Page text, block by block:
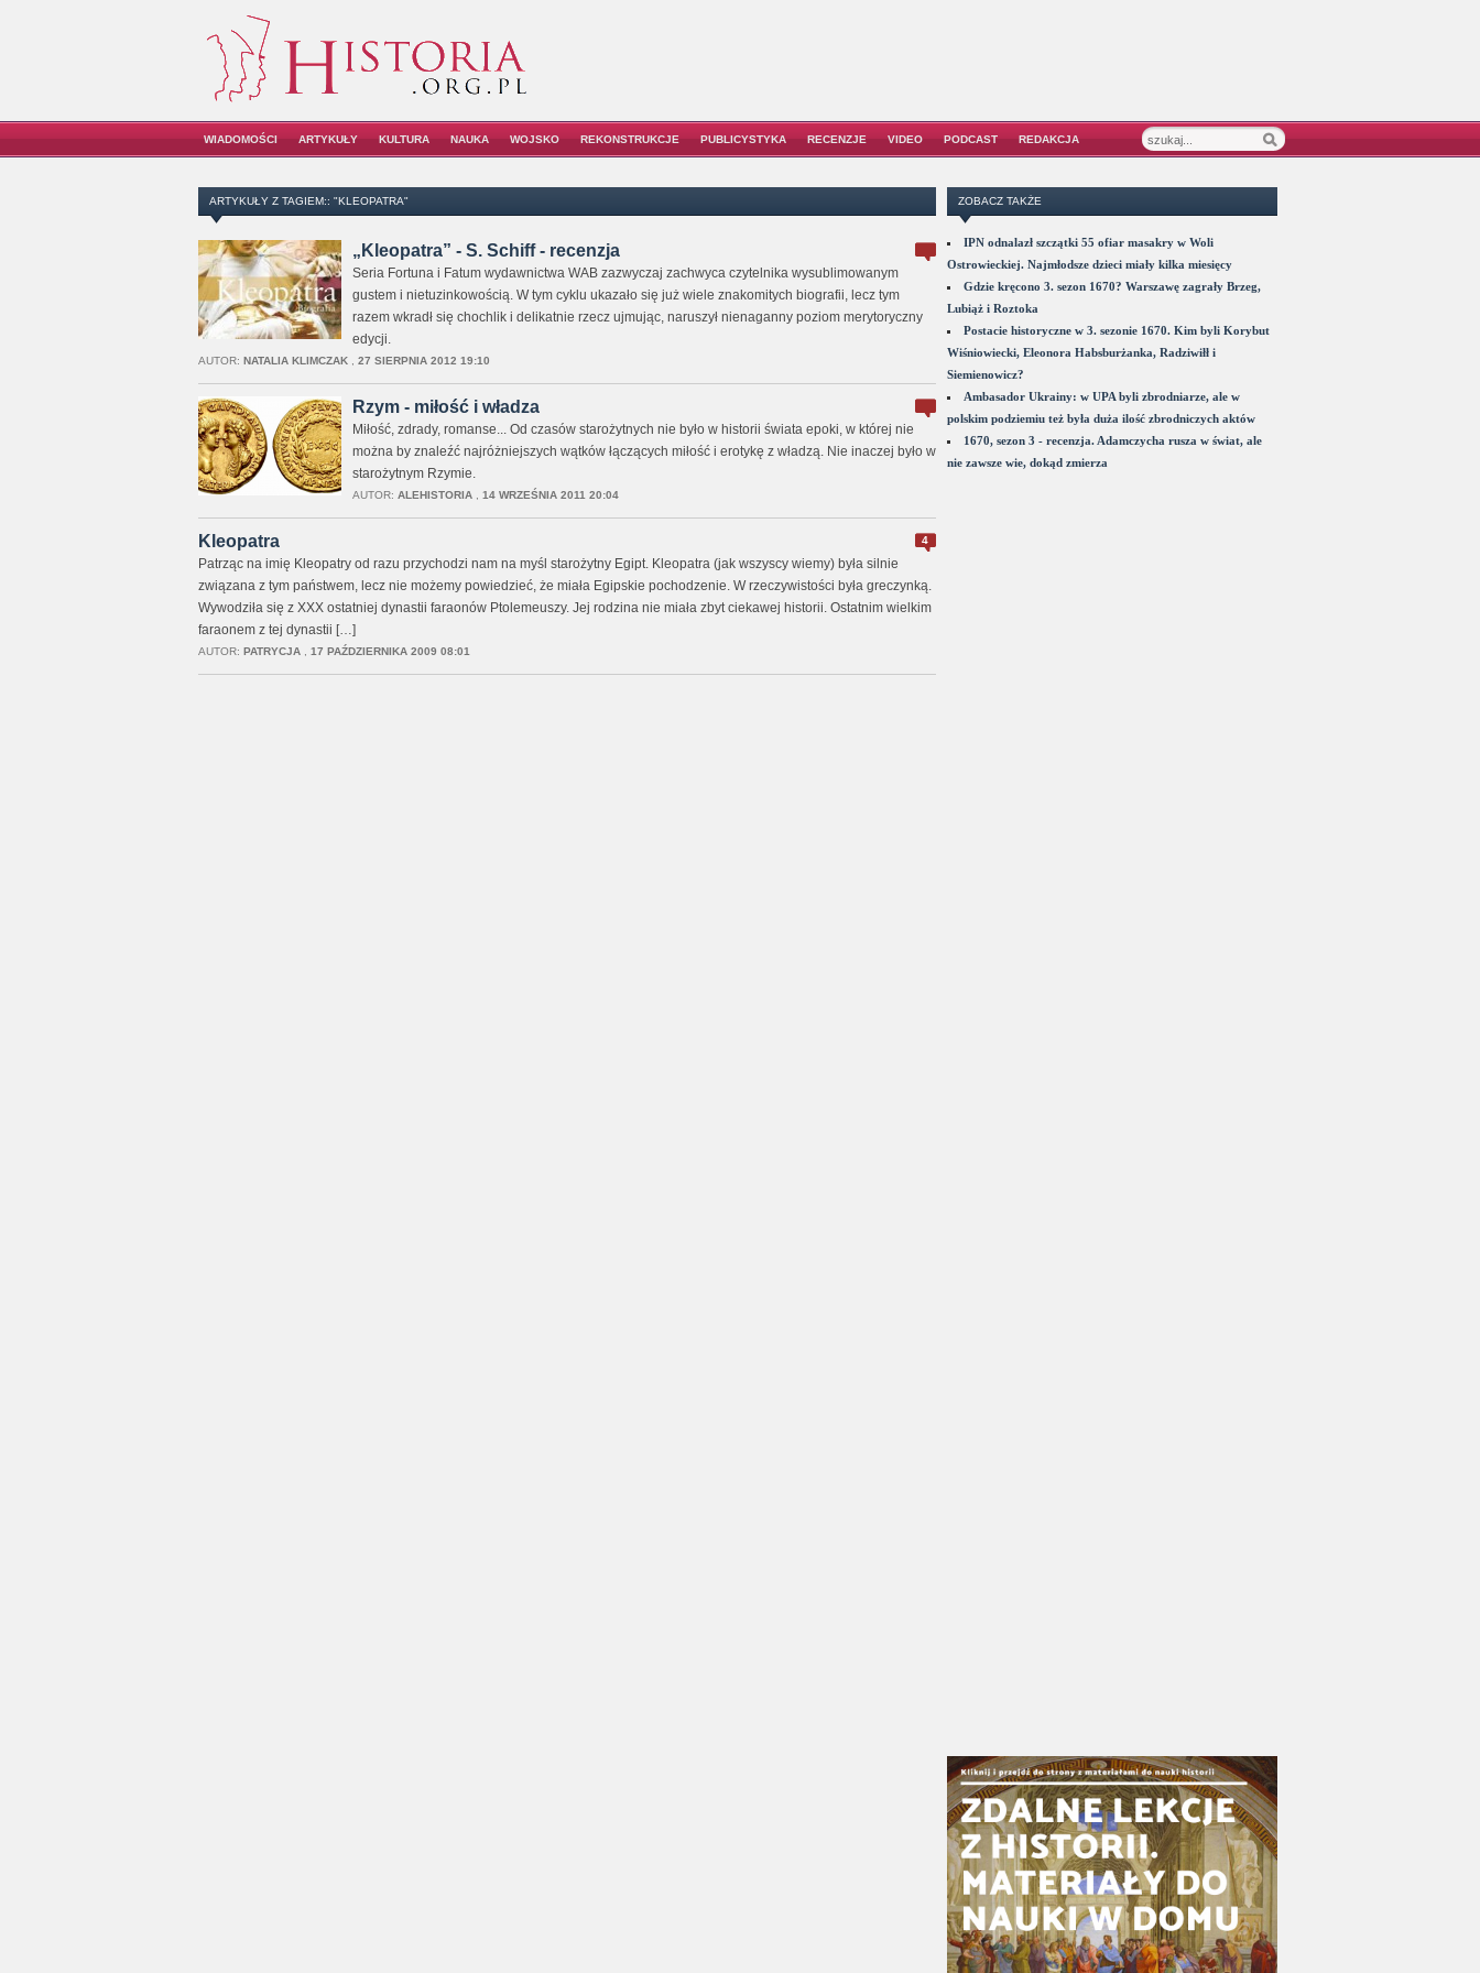
WIADOMOŚCI ARTYKUŁY KULTURA NAUKA WOJSKO REKONSTRUKCJE PUBLICYSTYKA RECENZJE VIDEO PODCAST REDAKCJA
ARTYKUŁY Z TAGIEM:: "KLEOPATRA"
„Kleopatra” - S. Schiff - recenzja
Seria Fortuna i Fatum wydawnictwa WAB zazwyczaj zachwyca czytelnika wysublimowanym
gustem i nietuzinkowością. W tym cyklu ukazało się już wiele znakomitych biografii, lecz tym
razem wkradł się chochlik i delikatnie rzecz ujmując, naruszył nienaganny poziom merytoryczny
edycji.
AUTOR: NATALIA KLIMCZAK, 27 SIERPNIA 2012 19:10
Rzym - miłość i władza
Miłość, zdrady, romanse... Od czasów starożytnych nie było w historii świata epoki, w której nie
można by znaleźć najróżniejszych wątków łączących miłość i erotykę z władzą. Nie inaczej było w
starożytnym Rzymie.
AUTOR: ALEHISTORIA, 14 WRZEŚNIA 2011 20:04
4
Kleopatra
Patrząc na imię Kleopatry od razu przychodzi nam na myśl starożytny Egipt. Kleopatra (jak wszyscy wiemy) była silnie
związana z tym państwem, lecz nie możemy powiedzieć, że miała Egipskie pochodzenie. W rzeczywistości była greczynką.
Wywodziła się z XXX ostatniej dynastii faraonów Ptolemeuszy. Jej rodzina nie miała zbyt ciekawej historii. Ostatnim wielkim
faraonem z tej dynastii […]
AUTOR: PATRYCJA, 17 PAŹDZIERNIKA 2009 08:01
ZOBACZ TAKŻE
IPN odnalazł szczątki 55 ofiar masakry w Woli
Ostrowieckiej. Najmłodsze dzieci miały kilka miesięcy
Gdzie kręcono 3. sezon 1670? Warszawę zagrały Brzeg,
Lubiąż i Roztoka
Postacie historyczne w 3. sezonie 1670. Kim byli Korybut
Wiśniowiecki, Eleonora Habsburżanka, Radziwiłł i
Siemienowicz?
Ambasador Ukrainy: w UPA byli zbrodniarze, ale w
polskim podziemiu też była duża ilość zbrodniczych aktów
1670, sezon 3 - recenzja. Adamczycha rusza w świat, ale
nie zawsze wie, dokąd zmierza